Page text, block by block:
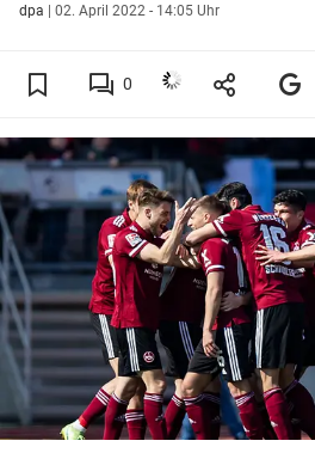
dpa | 02. April 2022 - 14:05 Uhr
0